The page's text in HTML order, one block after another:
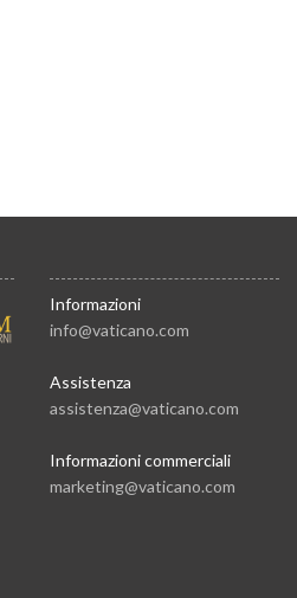
Informazioni
info@vaticano.com
Assistenza
assistenza@vaticano.com
Informazioni commerciali
marketing@vaticano.com